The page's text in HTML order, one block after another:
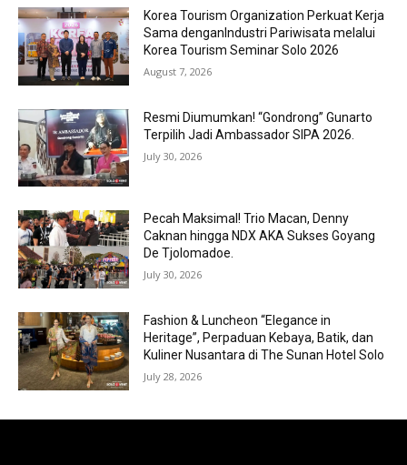
Korea Tourism Organization Perkuat Kerja
Sama denganIndustri Pariwisata melalui
Korea Tourism Seminar Solo 2026
August 7, 2026
Resmi Diumumkan! “Gondrong” Gunarto
Terpilih Jadi Ambassador SIPA 2026.
July 30, 2026
Pecah Maksimal! Trio Macan, Denny
Caknan hingga NDX AKA Sukses Goyang
De Tjolomadoe.
July 30, 2026
Fashion & Luncheon “Elegance in
Heritage”, Perpaduan Kebaya, Batik, dan
Kuliner Nusantara di The Sunan Hotel Solo
July 28, 2026